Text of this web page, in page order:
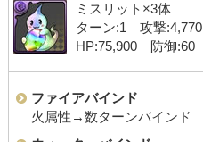
ミスリット×3体
ターン:1 攻撃:4,770
HP:75,900 防御:60
ファイアバインド
火属性→数ターンバインド